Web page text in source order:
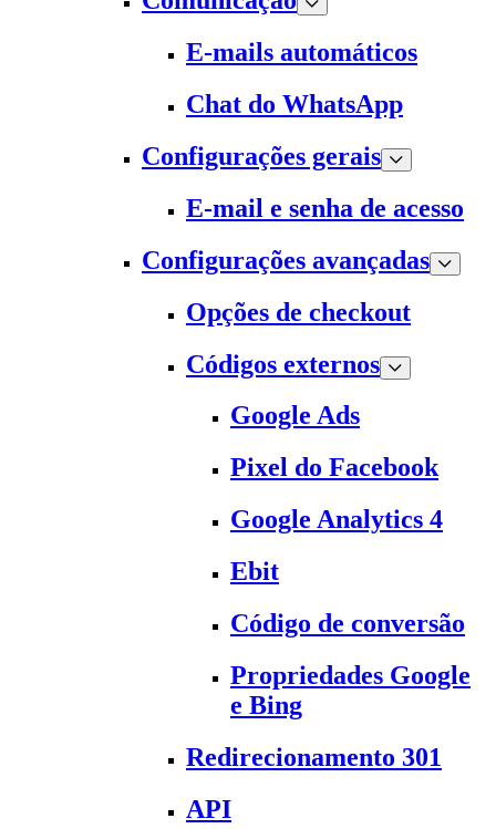
E-mails automáticos
Chat do WhatsApp
Configurações gerais
E-mail e senha de acesso
Configurações avançadas
Opções de checkout
Códigos externos
Google Ads
Pixel do Facebook
Google Analytics 4
Ebit
Código de conversão
Propriedades Google
e Bing
Redirecionamento 301
API